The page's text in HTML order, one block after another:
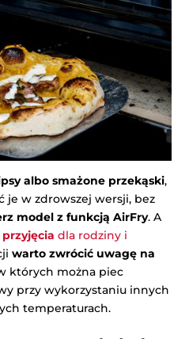
albo smażone przekąski,
je w zdrowszej wersji, bez
model z funkcją AirFry. A
przyjęcia dla rodziny i
warto zwrócić uwagę na
których można piec
przy wykorzystaniu innych
temperaturach.